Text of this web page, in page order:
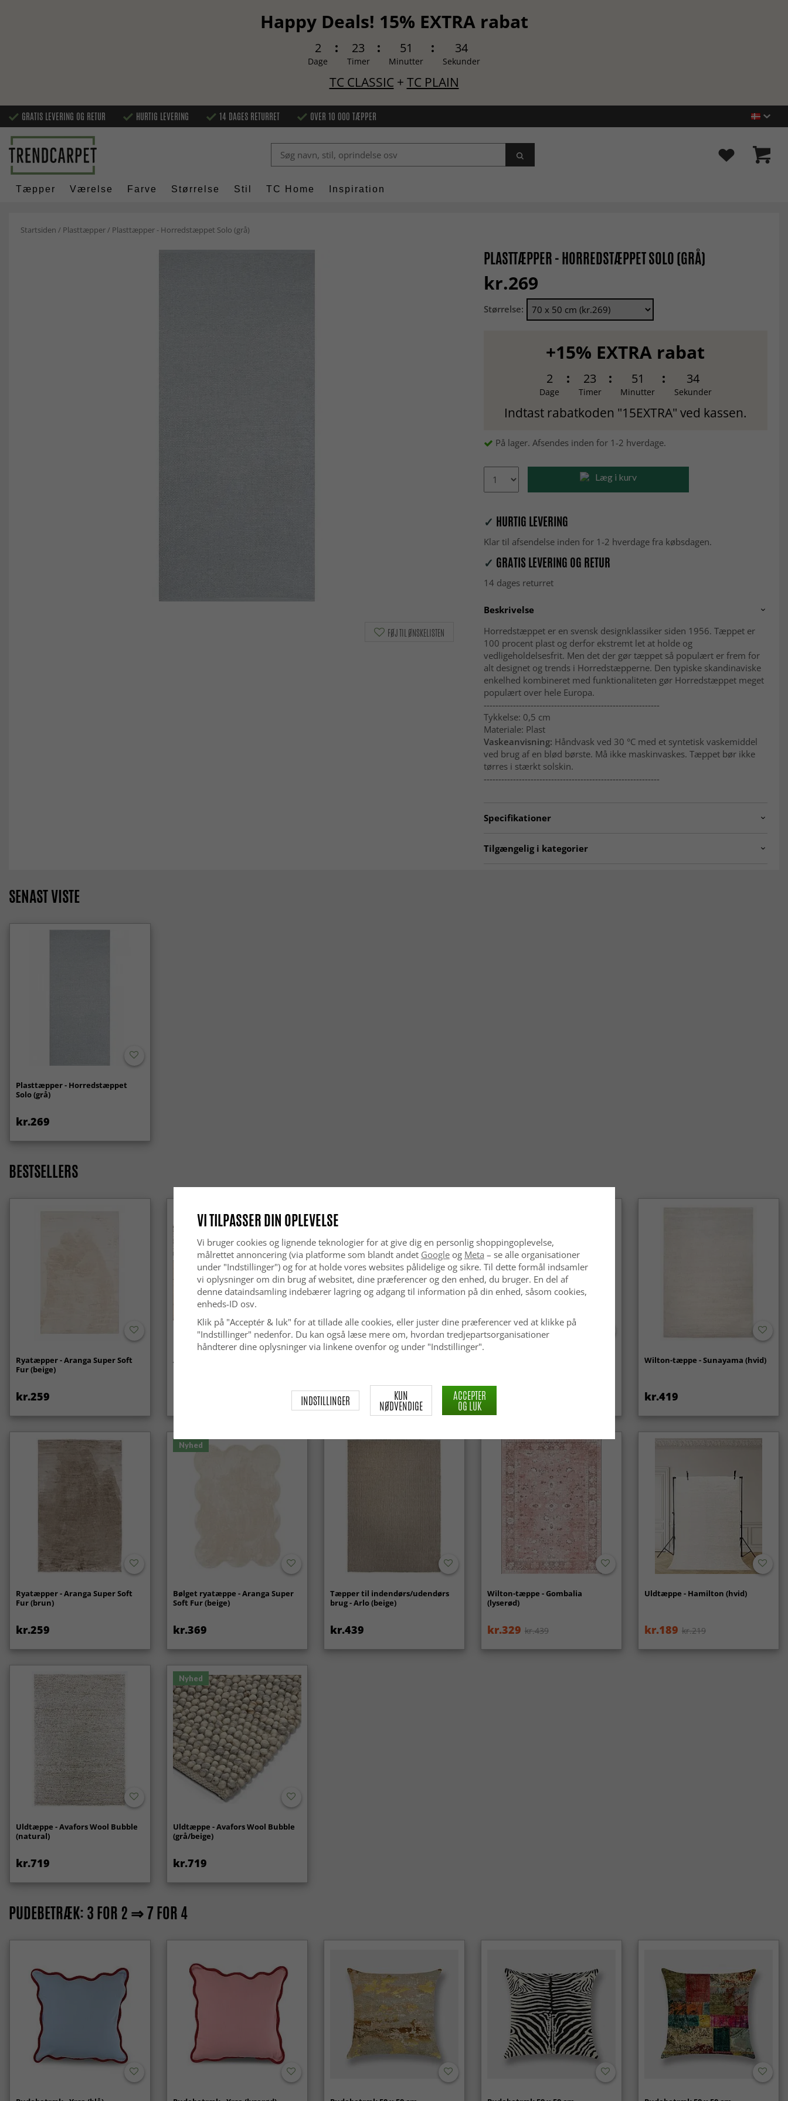
Happy Deals! 15% EXTRA rabat
2
Dage
23
Timer
51
Minutter
33
Sekunder
TC CLASSIC+ TC PLAIN
GRATIS LEVERING OG RETUR HURTIG LEVERING 14 DAGES RETURRET OVER 10 000 TÆPPER
Tæpper Værelse Farve Størrelse Stil TC Home Inspiration
Startsiden / Plasttæpper/ Plasttæpper - Horredstæppet Solo (grå)
PLASTTÆPPER - HORREDSTÆPPET SOLO (GRÅ)
kr.269
Størrelse:
+15% EXTRA rabat
2
Dage
23
Timer
51
Minutter
33
Sekunder
Indtast rabatkoden "15EXTRA" ved kassen.
På lager. Afsendes inden for 1-2 hverdage.
Læg i kurv
✓ HURTIG LEVERING
Klar til afsendelse inden for 1-2 hverdage fra købsdagen.
✓ GRATIS LEVERING OG RETUR
14 dages returret
Beskrivelse
Horredstæppet er en svensk designklassiker siden 1956. Tæppet er
100 procent plast og derfor ekstremt let at holde og
vedligeholdelsesfrit. Men det der gør tæppet så populært er frem for
alt designet og trends i Horredstæpperne. Den typiske skandinaviske
enkelhed kombineret med funktionaliteten gør Horredstæppet meget
populært over hele Europa.
------------------------------------------------------------
Tykkelse: 0,5 cm
Materiale: Plast
Vaskeanvisning: Håndvask ved 30 °C med et syntetisk vaskemiddel
ved brug af en blød børste. Må ikke maskinvaskes. Tæppet bør ikke
tørres i stærkt solskin.
------------------------------------------------------------
Specifikationer
Tilgængelig i kategorier
FØJ TIL ØNSKELISTEN
SENAST VISTE
Plasttæpper - Horredstæppet
Solo (grå)
kr.269
BESTSELLERS
Ryatæpper - Aranga Super Soft
Fur (beige)
kr.259
Anti-slip/Skridsikker
kr.629
Wilton-tæppe - Sunayama (hvid)
kr.419
Ryatæpper - Aranga Super Soft
Fur (brun)
kr.259
Nyhed
Bølget ryatæppe - Aranga Super
Soft Fur (beige)
kr.369
Tæpper til indendørs/udendørs
brug - Arlo (beige)
kr.439
Wilton-tæppe - Gombalia
(lyserød)
kr.329 kr.439
Uldtæppe - Hamilton (hvid)
kr.189 kr.219
Uldtæppe - Avafors Wool Bubble
(natural)
kr.719
Nyhed
Uldtæppe - Avafors Wool Bubble
(grå/beige)
kr.719
PUDEBETRÆK: 3 FOR 2 ⇒ 7 FOR 4
VI TILPASSER DIN OPLEVELSE
Vi bruger cookies og lignende teknologier for at give dig en personlig shoppingoplevelse,
målrettet annoncering (via platforme som blandt andet Googleog Meta – se alle organisationer
under "Indstillinger") og for at holde vores websites pålidelige og sikre. Til dette formål indsamler
vi oplysninger om din brug af websitet, dine præferencer og den enhed, du bruger. En del af
denne dataindsamling indebærer lagring og adgang til information på din enhed, såsom cookies,
enheds-ID osv.
Klik på "Acceptér & luk" for at tillade alle cookies, eller juster dine præferencer ved at klikke på
"Indstillinger" nedenfor. Du kan også læse mere om, hvordan tredjepartsorganisationer
håndterer dine oplysninger via linkene ovenfor og under "Indstillinger".
INDSTILLINGER KUN
NØDVENDIGE
ACCEPTER
OG LUK